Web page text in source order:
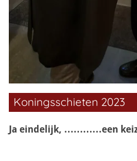
Koningsschieten 2023
Ja eindelijk, …………een